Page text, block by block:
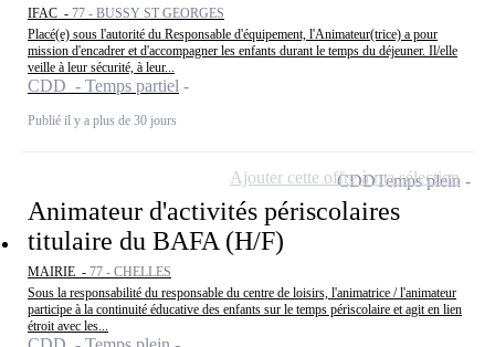
IFAC - 77 - BUSSY ST GEORGES
Placé(e) sous l'autorité du Responsable d'équipement, l'Animateur(trice) a pour
mission d'encadrer et d'accompagner les enfants durant le temps du déjeuner. Il/elle
veille à leur sécurité, à leur...
CDD - Temps partiel
Publié il y a plus de 30 jours
Animateur d'activités périscolaires
titulaire du BAFA (H/F)
MAIRIE - 77 - CHELLES
Sous la responsabilité du responsable du centre de loisirs, l'animatrice / l'animateur
participe à la continuité éducative des enfants sur le temps périscolaire et agit en lien
étroit avec les...
CDDTemps plein
Ajouter cette offre à ma sélection